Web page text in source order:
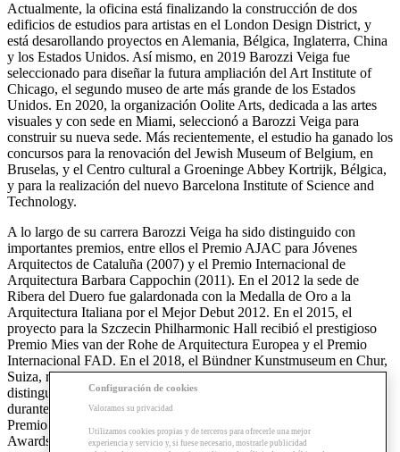
Actualmente, la oficina está finalizando la construcción de dos
edificios de estudios para artistas en el London Design District, y
está desarollando proyectos en Alemania, Bélgica, Inglaterra, China
y los Estados Unidos. Así mismo, en 2019 Barozzi Veiga fue
seleccionado para diseñar la futura ampliación delArt Institute of
Chicago, el segundo museo de arte más grande de los Estados
Unidos. En 2020, la organización Oolite Arts, dedicada a las artes
visuales y con sede en Miami, seleccionó a Barozzi Veiga para
construir su nueva sede. Más recientemente, el estudio ha ganado los
concursos para la renovación del Jewish Museum of Belgium, en
Bruselas, y el Centro cultural a Groeninge Abbey Kortrijk, Bélgica,
y para la realización del nuevo Barcelona Institute of Science and
Technology.
A lo largo de su carrera Barozzi Veiga ha sido distinguido con
importantes premios, entre ellos el Premio AJAC para Jóvenes
Arquitectos de Cataluña (2007) y el Premio Internacional de
Arquitectura Barbara Cappochin (2011). En el 2012 la sede de
Ribera del Duero fue galardonada con la Medalla de Oro a la
Arquitectura Italiana por el Mejor Debut 2012. En el 2015, el
proyecto para la Szczecin Philharmonic Hall recibió el prestigioso
Premio Mies van der Rohe de Arquitectura Europea y el Premio
Internacional FAD. En el 2018, el Bündner Kunstmuseum en Chur,
Suiza, recibió el RIBA Award for International Excellence, que
distingue a los 20 mejores edificios construidos en todo el mundo
durante los últimos tres años. En 2019, Barozzi Veiga recibió el
Premio Internacional Chicago Atheneum, el Best Architects 20
Awards y el premio AD Arquitecto del año. En 2020, la oficina fue
Configuración de cookies
Valoramos su privacidad
Utilizamos cookies propias y de terceros para ofrecerle una mejor
experiencia y servicio y, si fuese necesario, mostrarle publicidad